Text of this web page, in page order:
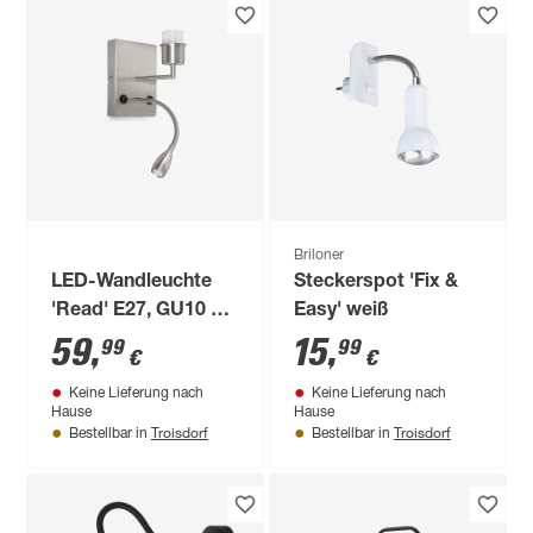
LED-Wandleuchte
'Read' E27, GU10 3
W 237 lm warmweiß
17 x 17 cm
59,99 €
Keine Lieferung nach
Hause
Bestellbar in Troisdorf
Briloner
Steckerspot 'Fix &
Easy' weiß
15,99 €
Keine Lieferung nach
Hause
Bestellbar in Troisdorf